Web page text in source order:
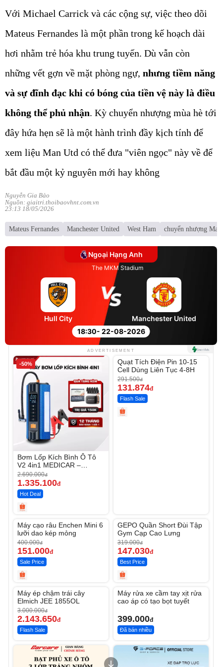
Với Michael Carrick và các cộng sự, việc theo dõi
Mateus Fernandes là một phần trong kế hoạch dài
hơi nhằm trẻ hóa khu trung tuyến. Dù vẫn còn
những vết gợn về mặt phòng ngự, nhưng tiềm năng
và sự đĩnh đạc khi có bóng của tiền vệ này là điều
không thể phủ nhận. Kỳ chuyển nhượng mùa hè tới
đây hứa hẹn sẽ là một hành trình đầy kịch tính để
xem liệu Man Utd có thể đưa "viên ngọc" này về để
bắt đầu một kỷ nguyên mới hay không
Nguyễn Gia Bảo
Nguồn: giaitri.thoibaovhnt.com.vn
23:13 18/05/2026
Mateus Fernandes Manchester United West Ham chuyển nhượng
Ngoại Hạng Anh
The MKM Stadium
18:30- 22-08-2026
Hull City Manchester United
ADVERTISEMENT
-50%
Bơm Lốp Kích Bình Ô Tô
V2 4in1 MEDICAR –
12.000mAh
2.690.000đ
1.335.100đ
Hot Deal
-54%
Unmute
Quạt Tích Điện Pin 10-15
Cell Dùng Liên Tục 4-8H
291.500đ
131.874đ
Flash Sale
-62%
Máy cạo râu Enchen Mini 6
lưỡi dao kép mỏng
400.000đ
151.000đ
Sale Price
-53%
GEPO Quần Short Đùi Tập
Gym Cạp Cao Lưng
319.000đ
147.030đ
Best Price
-28%
Máy ép chậm trái cây
Elmich JEE 1855OL
3.000.000đ
2.143.650đ
Flash Sale
Máy rửa xe cầm tay xịt rửa
cao áp có tạo bọt tuyết
399.000đ
Đã bán nhiều